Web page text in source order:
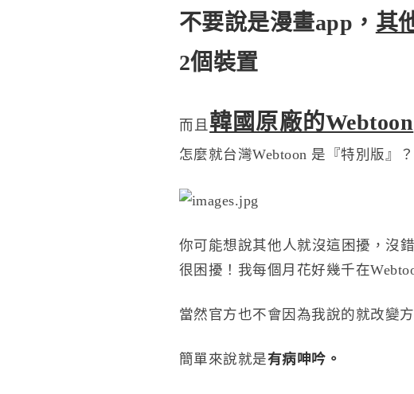
不要說是漫畫app， 其
2個裝置
而且韓國原廠的Webtoon
怎麼就台灣Webtoon 是『特別版』？
你可能想說其他人就沒這困擾，沒
很困擾！我每個月花好幾千在
當然官方也不會因為我說的就改變
簡單來說就是有病呻吟。